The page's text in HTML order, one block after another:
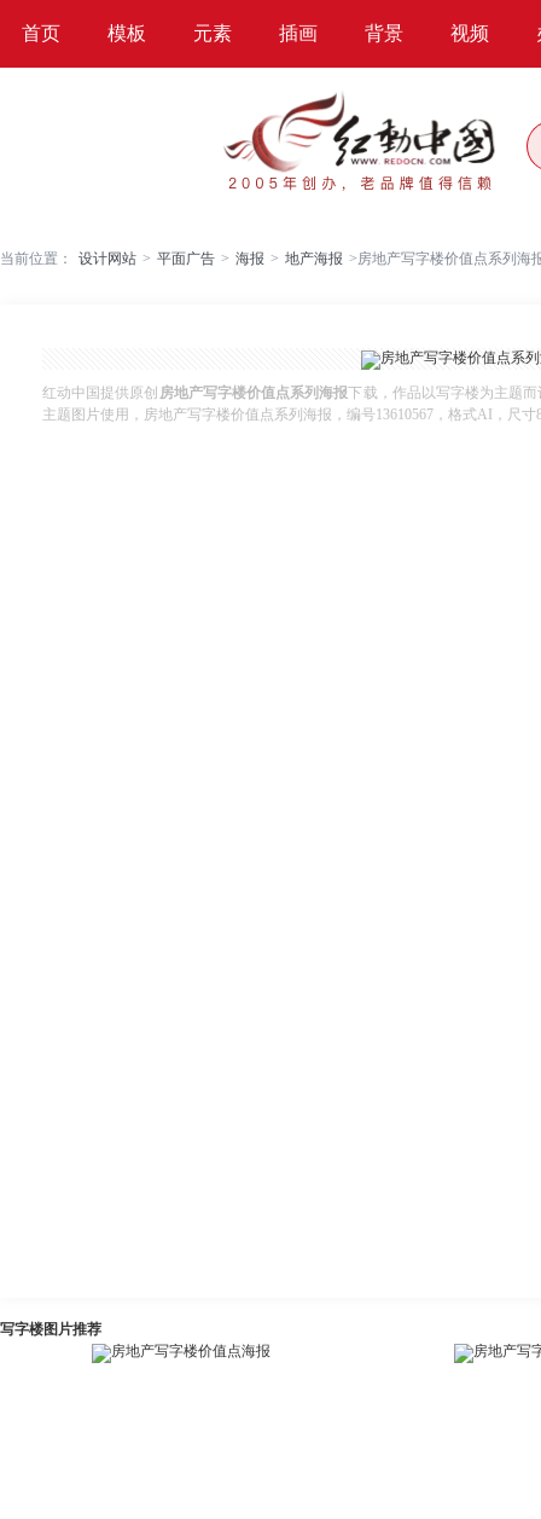
首页 模板 元素 插画 背景 视频
当前位置： 设计网站 > 平面广告 > 海报 > 地产海报 >房地产写字楼价值点系列海
红动中国提供原创 房地产写字楼价值点系列海报下载，作品以写字楼为主题
主题图片使用，房地产写字楼价值点系列海报，编号13610567，格式AI，尺
写字楼图片推荐